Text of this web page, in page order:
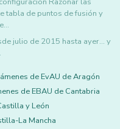
tabla de puntos de fusión y
julio de 2015 hasta ayer... y
de EvAU de Aragón
de EBAU de Cantabria
y León
La Mancha